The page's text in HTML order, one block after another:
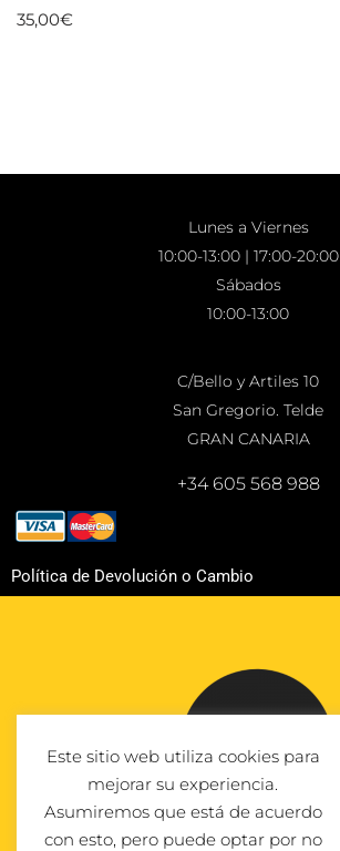
35,00€
Lunes a Viernes
10:00-13:00 | 17:00-20:00
Sábados
10:00-13:00
C/Bello y Artiles 10
San Gregorio. Telde
GRAN CANARIA
+34 605 568 988
Política de Devolución o Cambio
Este sitio web utiliza cookies para
mejorar su experiencia.
Asumiremos que está de acuerdo
con esto, pero puede optar por no